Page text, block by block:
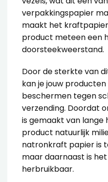
verpakkingspapier
maakt het
product meteen een
doorsteekweerstand.
Door de sterkte van
kan je jouw
beschermen tegen
verzending. Doordat
is gemaakt van lange
product natuurlijk
natronkraft papier is
maar daarnaast is
herbruikbaar.